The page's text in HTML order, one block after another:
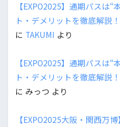
【EXPO2025】通期パスは“
ト・デメリットを徹底解説
に TAKUMI より
【EXPO2025】通期パスは“
ト・デメリットを徹底解説
に みっつ より
【EXPO2025大阪・関西万